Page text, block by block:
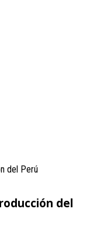
del Perú
del